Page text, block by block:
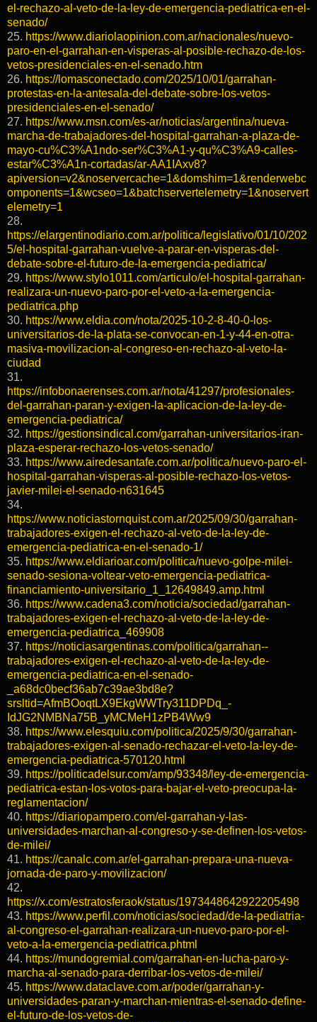
el-rechazo-al-veto-de-la-ley-de-emergencia-pediatrica-en-el-
senado/
25. https://www.diariolaopinion.com.ar/nacionales/nuevo-
paro-en-el-garrahan-en-visperas-al-posible-rechazo-de-los-
vetos-presidenciales-en-el-senado.htm
26. https://lomasconectado.com/2025/10/01/garrahan-
protestas-en-la-antesala-del-debate-sobre-los-vetos-
presidenciales-en-el-senado/
27. https://www.msn.com/es-ar/noticias/argentina/nueva-
marcha-de-trabajadores-del-hospital-garrahan-a-plaza-de-
mayo-cu%C3%A1ndo-ser%C3%A1-y-qu%C3%A9-calles-
estar%C3%A1n-cortadas/ar-AA1IAxv8?
apiversion=v2&noservercache=1&domshim=1&renderwebc
omponents=1&wcseo=1&batchservertelemetry=1&noservert
elemetry=1
28.
https://elargentinodiario.com.ar/politica/legislativo/01/10/202
5/el-hospital-garrahan-vuelve-a-parar-en-visperas-del-
debate-sobre-el-futuro-de-la-emergencia-pediatrica/
29. https://www.stylo1011.com/articulo/el-hospital-garrahan-
realizara-un-nuevo-paro-por-el-veto-a-la-emergencia-
pediatrica.php
30. https://www.eldia.com/nota/2025-10-2-8-40-0-los-
universitarios-de-la-plata-se-convocan-en-1-y-44-en-otra-
masiva-movilizacion-al-congreso-en-rechazo-al-veto-la-
ciudad
31.
https://infobonaerenses.com.ar/nota/41297/profesionales-
del-garrahan-paran-y-exigen-la-aplicacion-de-la-ley-de-
emergencia-pediatrica/
32. https://gestionsindical.com/garrahan-universitarios-iran-
plaza-esperar-rechazo-los-vetos-senado/
33. https://www.airedesantafe.com.ar/politica/nuevo-paro-el-
hospital-garrahan-visperas-al-posible-rechazo-los-vetos-
javier-milei-el-senado-n631645
34.
https://www.noticiastornquist.com.ar/2025/09/30/garrahan-
trabajadores-exigen-el-rechazo-al-veto-de-la-ley-de-
emergencia-pediatrica-en-el-senado-1/
35. https://www.eldiarioar.com/politica/nuevo-golpe-milei-
senado-sesiona-voltear-veto-emergencia-pediatrica-
financiamiento-universitario_1_12649849.amp.html
36. https://www.cadena3.com/noticia/sociedad/garrahan-
trabajadores-exigen-el-rechazo-al-veto-de-la-ley-de-
emergencia-pediatrica_469908
37. https://noticiasargentinas.com/politica/garrahan--
trabajadores-exigen-el-rechazo-al-veto-de-la-ley-de-
emergencia-pediatrica-en-el-senado-
_a68dc0becf36ab7c39ae3bd8e?
srsltid=AfmBOoqtLX9EkgWWTry311DPDq_-
IdJG2NMBNa75B_yMCMeH1zPB4Ww9
38. https://www.elesquiu.com/politica/2025/9/30/garrahan-
trabajadores-exigen-al-senado-rechazar-el-veto-la-ley-de-
emergencia-pediatrica-570120.html
39. https://politicadelsur.com/amp/93348/ley-de-emergencia-
pediatrica-estan-los-votos-para-bajar-el-veto-preocupa-la-
reglamentacion/
40. https://diariopampero.com/el-garrahan-y-las-
universidades-marchan-al-congreso-y-se-definen-los-vetos-
de-milei/
41. https://canalc.com.ar/el-garrahan-prepara-una-nueva-
jornada-de-paro-y-movilizacion/
42.
https://x.com/estratosferaok/status/1973448642922205498
43. https://www.perfil.com/noticias/sociedad/de-la-pediatria-
al-congreso-el-garrahan-realizara-un-nuevo-paro-por-el-
veto-a-la-emergencia-pediatrica.phtml
44. https://mundogremial.com/garrahan-en-lucha-paro-y-
marcha-al-senado-para-derribar-los-vetos-de-milei/
45. https://www.dataclave.com.ar/poder/garrahan-y-
universidades-paran-y-marchan-mientras-el-senado-define-
el-futuro-de-los-vetos-de-